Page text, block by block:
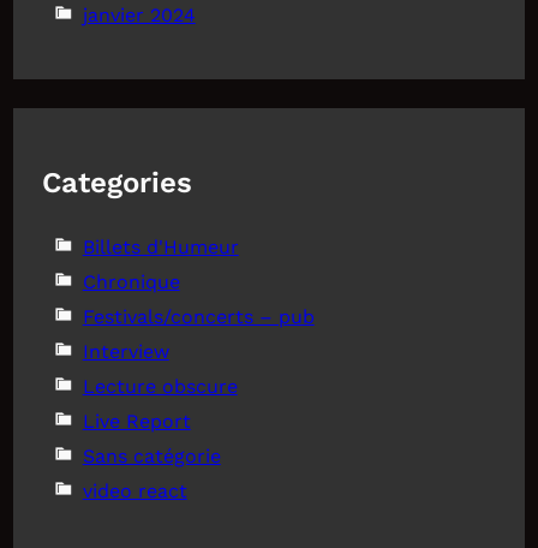
janvier 2024
Categories
Billets d'Humeur
Chronique
Festivals/concerts – pub
Interview
Lecture obscure
Live Report
Sans catégorie
video react